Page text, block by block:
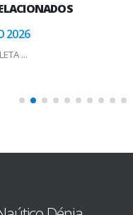
2026
...